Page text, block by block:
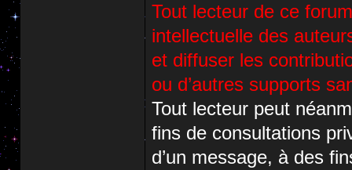
Tout lecteur de ce
intellectuelle des
et diffuser les
ou d’autres supports
Tout lecteur peut
fins de consultations
d’un message, à des